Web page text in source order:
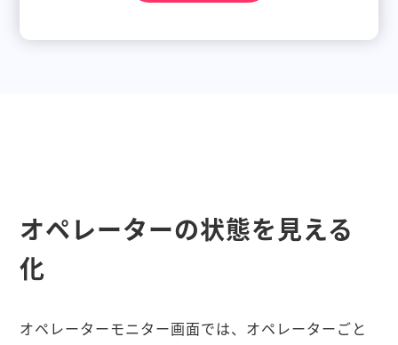
オペレーターの状態を見える
化
オペレーターモニター画面では、オペレーターごと